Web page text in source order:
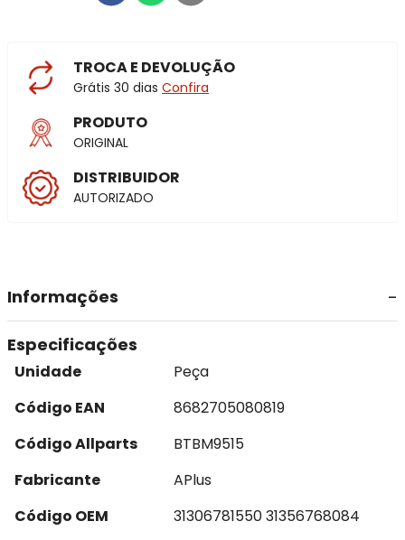
TROCA E DEVOLUÇÃO
Grátis 30 dias Confira
PRODUTO
ORIGINAL
DISTRIBUIDOR
AUTORIZADO
Informações
Especificações
Unidade
Peça
Código EAN
8682705080819
Código Allparts
BTBM9515
Fabricante
APlus
Código OEM
31306781550 31356768084